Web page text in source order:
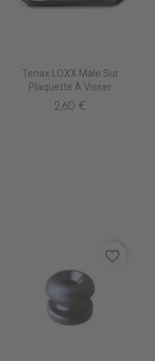
Tenax LOXX Male Sur
Plaquette À Visser
2,60 €
favorite_border